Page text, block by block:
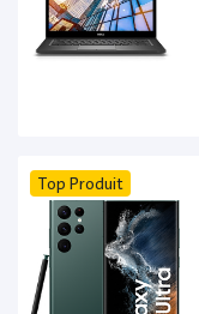
Top Produit